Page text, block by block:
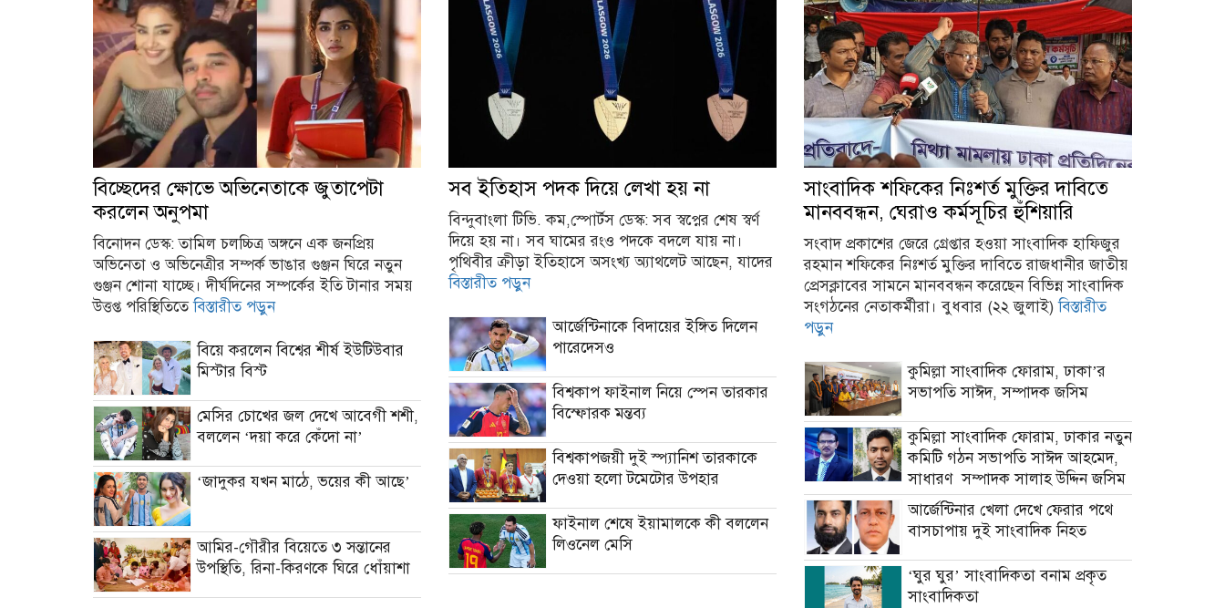
বিচ্ছেদের ক্ষোভে অভিনেতাকে জুতাপেটা
করলেন অনুপমা
বিনোদন ডেস্ক: তামিল চলচ্চিত্র অঙ্গনে এক জনপ্রিয়
অভিনেতা ও অভিনেত্রীর সম্পর্ক ভাঙার গুঞ্জন ঘিরে নতুন
গুঞ্জন শোনা যাচ্ছে। দীর্ঘদিনের সম্পর্কের ইতি টানার সময়
উত্তপ্ত পরিস্থিতিতেবিস্তারীত পড়ুন
বিয়ে করলেন বিশ্বের শীর্ষ ইউটিউবার
মিস্টার বিস্ট
মেসির চোখের জল দেখে আবেগী শশী,
বললেন ‘দয়া করে কেঁদো না’
‌‌‘জাদুকর যখন মাঠে, ভয়ের কী আছে’
আমির-গৌরীর বিয়েতে ৩ সন্তানের
উপস্থিতি, রিনা-কিরণকে ঘিরে ধোঁয়াশা
সব ইতিহাস পদক দিয়ে লেখা হয় না
বিন্দুবাংলা টিভি. কম,স্পোর্টস ডেস্ক: সব স্বপ্নের শেষ স্বর্ণ
দিয়ে হয় না। সব ঘামের রংও পদকে বদলে যায় না।
পৃথিবীর ক্রীড়া ইতিহাসে অসংখ্য অ্যাথলেট আছেন, যাদের
বিস্তারীত পড়ুন
আর্জেন্টিনাকে বিদায়ের ইঙ্গিত দিলেন
পারেদেসও
বিশ্বকাপ ফাইনাল নিয়ে স্পেন তারকার
বিস্ফোরক মন্তব্য
বিশ্বকাপজয়ী দুই স্প্যানিশ তারকাকে
দেওয়া হলো টমেটোর উপহার
ফাইনাল শেষে ইয়ামালকে কী বললেন
লিওনেল মেসি
সাংবাদিক শফিকের নিঃশর্ত মুক্তির দাবিতে
মানববন্ধন, ঘেরাও কর্মসূচির হুঁশিয়ারি
সংবাদ প্রকাশের জেরে গ্রেপ্তার হওয়া সাংবাদিক হাফিজুর
রহমান শফিকের নিঃশর্ত মুক্তির দাবিতে রাজধানীর জাতীয়
প্রেসক্লাবের সামনে মানববন্ধন করেছেন বিভিন্ন সাংবাদিক
সংগঠনের নেতাকর্মীরা। বুধবার (২২ জুলাই)বিস্তারীত
পড়ুন
কুমিল্লা সাংবাদিক ফোরাম, ঢাকা’র
সভাপতি সাঈদ, সম্পাদক জসিম
কুমিল্লা সাংবাদিক ফোরাম, ঢাকার নতুন
কমিটি গঠন সভাপতি সাঈদ আহমেদ,
সাধারণ সম্পাদক সালাহ উদ্দিন জসিম
আর্জেন্টিনার খেলা দেখে ফেরার পথে
বাসচাপায় দুই সাংবাদিক নিহত
‘ঘুর ঘুর’ সাংবাদিকতা বনাম প্রকৃত
সাংবাদিকতা